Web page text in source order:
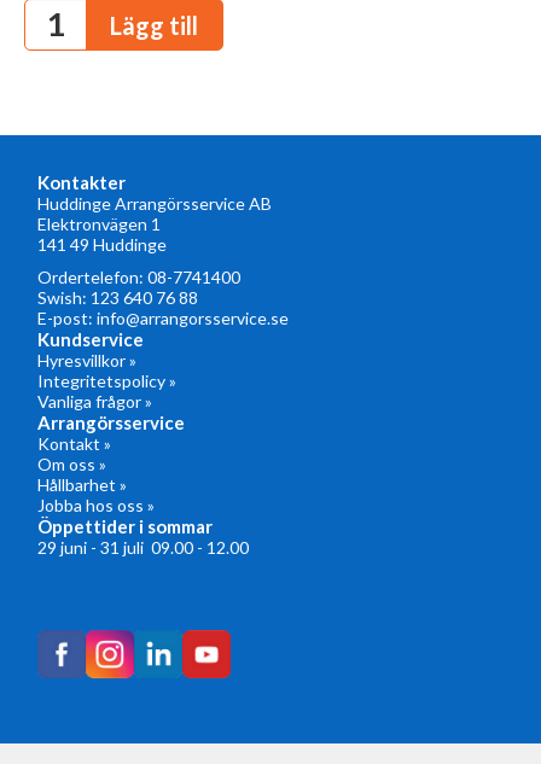
Kontakter
Huddinge Arrangörsservice AB
Elektronvägen 1
141 49 Huddinge
Ordertelefon: 08-7741400
Swish: 123 640 76 88
E-post: info@arrangorsservice.se
Kundservice
Hyresvillkor »
Integritetspolicy »
Vanliga frågor »
Arrangörsservice
Kontakt »
Om oss »
Hållbarhet »
Jobba hos oss »
Öppettider i sommar
29 juni - 31 juli 09.00 - 12.00